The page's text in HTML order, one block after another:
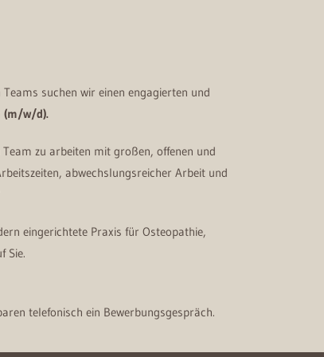
suchen wir einen engagierten und
(m/w/d).
zu arbeiten mit großen, offenen und
abwechslungsreicher Arbeit und
eingerichtete Praxis für Osteopathie,
Sie.
telefonisch ein Bewerbungsgespräch.